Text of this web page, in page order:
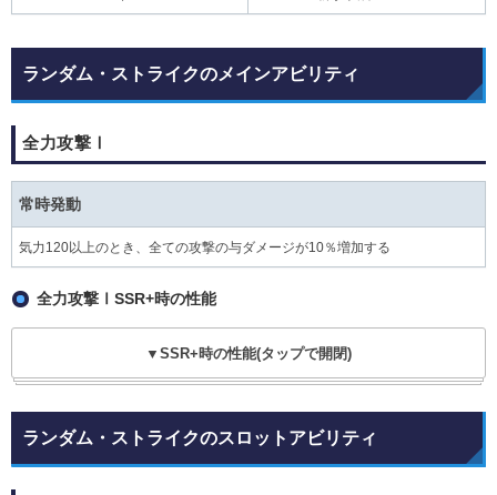
ランダム・ストライクのメインアビリティ
全力攻撃Ⅰ
常時発動
気力120以上のとき、全ての攻撃の与ダメージが10％増加する
全力攻撃ⅠSSR+時の性能
▼SSR+時の性能(タップで開閉)
ランダム・ストライクのスロットアビリティ